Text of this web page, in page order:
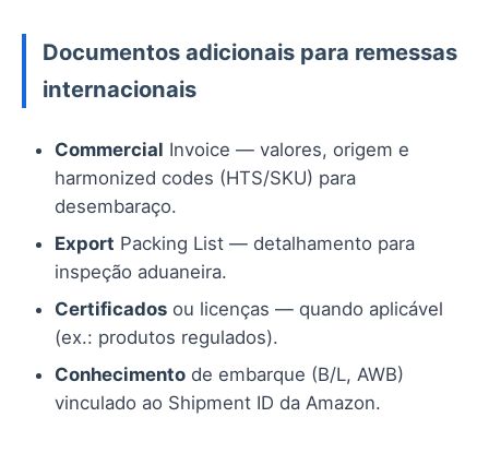
Documentos adicionais para remessas
internacionais
Commercial Invoice — valores, origem e
harmonized codes (HTS/SKU) para
desembaraço.
Export Packing List — detalhamento para
inspeção aduaneira.
Certificados ou licenças — quando aplicável
(ex.: produtos regulados).
Conhecimento de embarque (B/L, AWB)
vinculado ao Shipment ID da Amazon.